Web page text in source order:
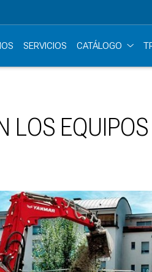
SERVICIOS CATÁLOGO
LOS